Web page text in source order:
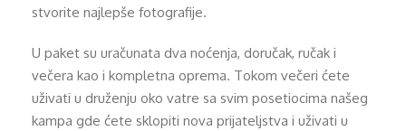
stvorite najlepše fotografije.
U paket su uračunata dva noćenja, doručak, ručak i
večera kao i kompletna oprema. Tokom večeri ćete
uživati u druženju oko vatre sa svim posetiocima našeg
kampa gde ćete sklopiti nova prijateljstva i uživati u